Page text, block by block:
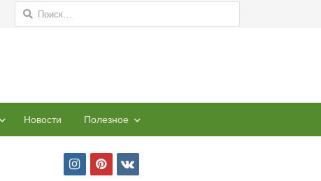
Найти:
Новости Полезное
i
p
v